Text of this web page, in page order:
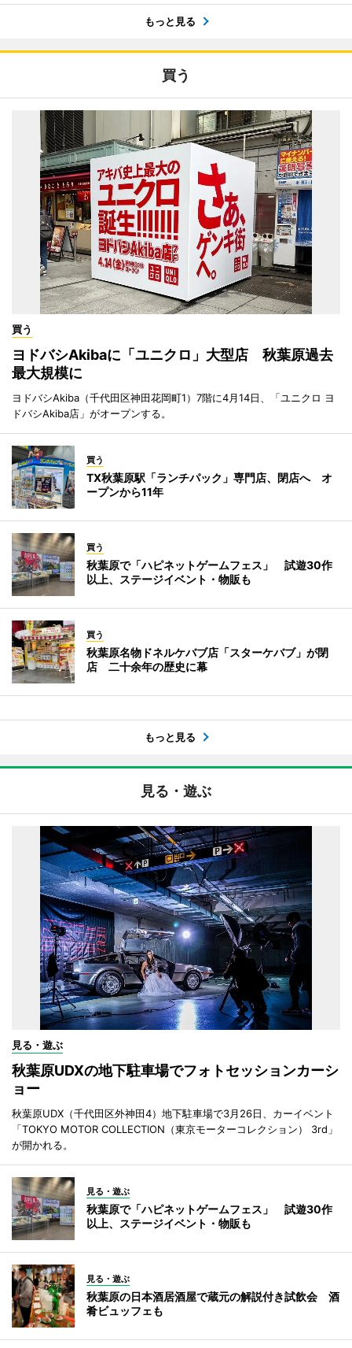
もっと見る
買う
買う
ヨドバシAkibaに「ユニクロ」大型店 秋葉原過去
最大規模に
ヨドバシAkiba（千代田区神田花岡町1）7階に4月14日、「ユニクロ ヨ
ドバシAkiba店」がオープンする。
買う
TX秋葉原駅「ランチパック」専門店、閉店へ オ
ープンから11年
買う
秋葉原で「ハピネットゲームフェス」 試遊30作
以上、ステージイベント・物販も
買う
秋葉原名物ドネルケバブ店「スターケバブ」が閉
店 二十余年の歴史に幕
もっと見る
見る・遊ぶ
見る・遊ぶ
秋葉原UDXの地下駐車場でフォトセッションカーシ
ョー
秋葉原UDX（千代田区外神田4）地下駐車場で3月26日、カーイベント
「TOKYO MOTOR COLLECTION（東京モーターコレクション） 3rd」
が開かれる。
見る・遊ぶ
秋葉原で「ハピネットゲームフェス」 試遊30作
以上、ステージイベント・物販も
見る・遊ぶ
秋葉原の日本酒居酒屋で蔵元の解説付き試飲会 酒
肴ビュッフェも